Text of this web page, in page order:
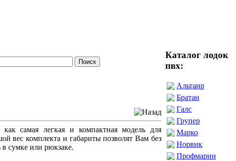
самая легкая и компактная модель для
вес комплекта и габариты позволят Вам без
сумке или рюкзаке.
Каталог лодок
пвх:
Альтаир
Братан
Галс
Групер
Марко
Норвик
Профмарин